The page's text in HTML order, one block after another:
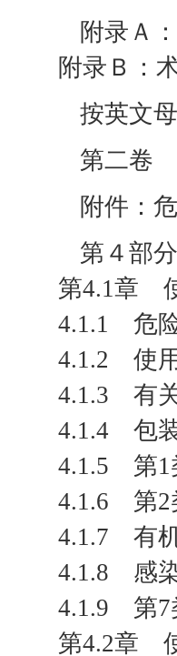
附录Ａ
附录Ｂ：
按英文
第二卷
附件：
第４部
第4.1章
4.1.1 危
4.1.2 使
4.1.3 有
4.1.4 包
4.1.5 第1
4.1.6 第2
4.1.7 有
4.1.8 感
4.1.9 第7
第4.2章